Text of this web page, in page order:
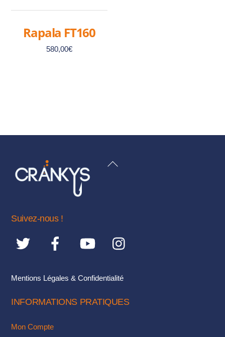
Rapala FT160
580,00€
BACK
Suivez-nous !
Mentions Légales & Confidentialité
INFORMATIONS PRATIQUES
Mon Compte